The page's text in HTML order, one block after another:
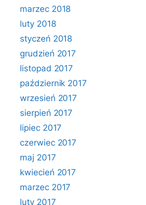
marzec 2018
luty 2018
styczeń 2018
grudzień 2017
listopad 2017
październik 2017
wrzesień 2017
sierpień 2017
lipiec 2017
czerwiec 2017
maj 2017
kwiecień 2017
marzec 2017
luty 2017